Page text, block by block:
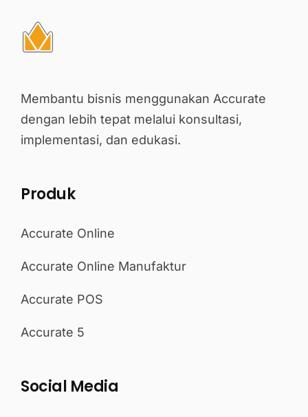
Membantu bisnis menggunakan Accurate
dengan lebih tepat melalui konsultasi,
implementasi, dan edukasi.
Produk
Accurate Online
Accurate Online Manufaktur
Accurate POS
Accurate 5
Social Media